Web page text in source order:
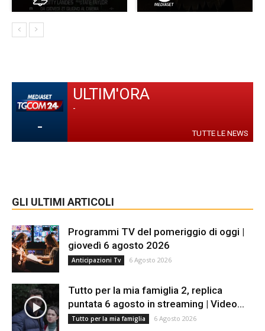
-
ULTIM'ORA
-
TUTTE LE NEWS
GLI ULTIMI ARTICOLI
Programmi TV del pomeriggio di oggi |
giovedì 6 agosto 2026
Anticipazioni Tv 6 Agosto 2026
Tutto per la mia famiglia 2, replica
puntata 6 agosto in streaming | Video...
Tutto per la mia famiglia 6 Agosto 2026